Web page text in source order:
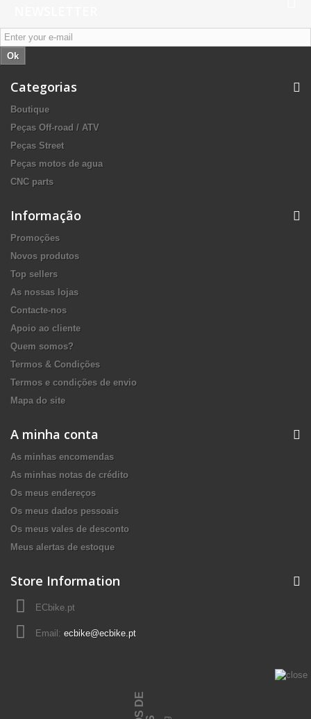
Ok
Categorias
Boutique
Peças Off-road / ATV
Peças Street
Peças motos de agua
CNC parts
Informação
Promoções
Novos produtos
Top sellers
As nossas lojas
Contacte-nos
Apoio ao cliente
Quem somos?
Termos & Condições
Termos e condições de envio
Mapa do site
A minha conta
As minhas encomendas
As minhas notas de crédito
Os meus endereços
Os meus dados pessoais
Os meus vales de desconto
Meus alertas de estoque
Store Information
ECbike.pt
Email: ecbike@ecbike.pt